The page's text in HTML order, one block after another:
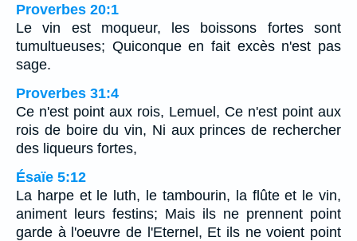
Proverbes 20:1
Le vin est moqueur, les boissons fortes sont
tumultueuses; Quiconque en fait excès n'est pas
sage.
Proverbes 31:4
Ce n'est point aux rois, Lemuel, Ce n'est point aux
rois de boire du vin, Ni aux princes de rechercher
des liqueurs fortes,
Ésaïe 5:12
La harpe et le luth, le tambourin, la flûte et le vin,
animent leurs festins; Mais ils ne prennent point
garde à l'oeuvre de l'Eternel, Et ils ne voient point